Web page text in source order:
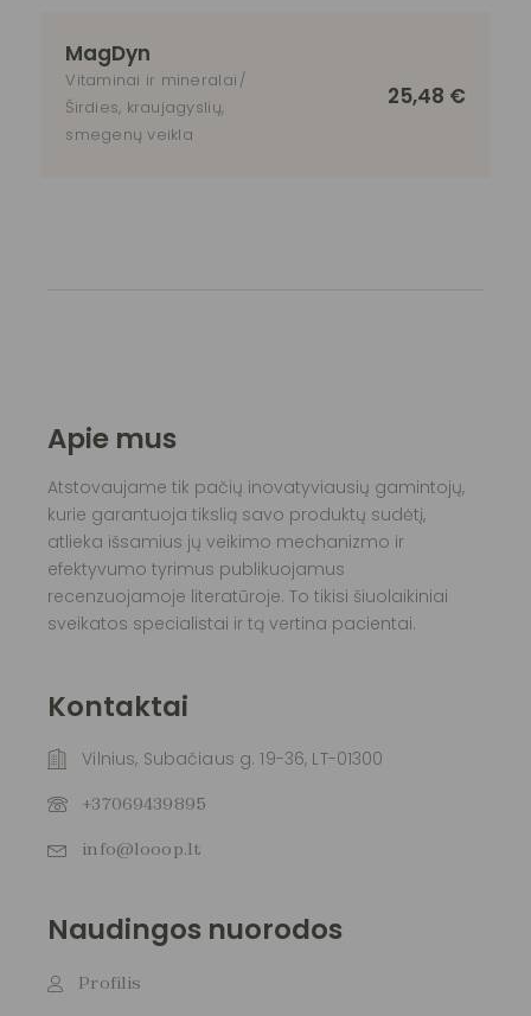
MagDyn
Vitaminai ir mineralai
Širdies, kraujagyslių,
smegenų veikla
25,48 €
Apie mus
Atstovaujame tik pačių inovatyviausių gamintojų,
kurie garantuoja tikslią savo produktų sudėtį,
atlieka išsamius jų veikimo mechanizmo ir
efektyvumo tyrimus publikuojamus
recenzuojamoje literatūroje. To tikisi šiuolaikiniai
sveikatos specialistai ir tą vertina pacientai.
Kontaktai
Vilnius, Subačiaus g. 19-36, LT-01300
+37069439895
info@looop.lt
Naudingos nuorodos
Profilis